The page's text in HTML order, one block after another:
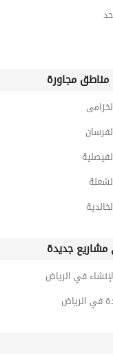
مجاورة
جديدة
في الرياض
في الرياض